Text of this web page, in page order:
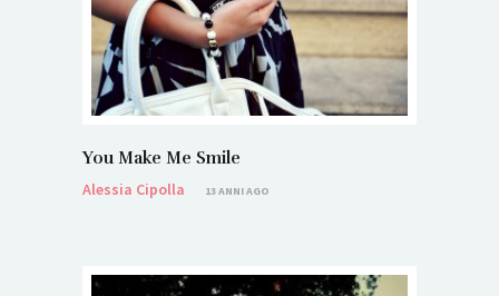
You Make Me Smile
Alessia Cipolla
13 ANNI AGO